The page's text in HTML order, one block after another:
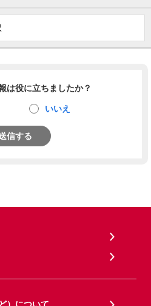
は役に立ちましたか？
いいえ
信する